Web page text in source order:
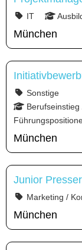
IT
München
Sonstige
Berufseinstieg
München
Junior
Marketing /
München